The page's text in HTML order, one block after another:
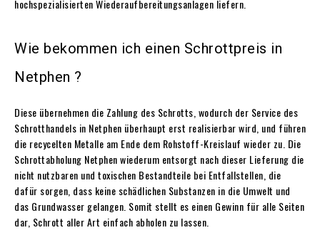
hochspezialisierten Wiederaufbereitungsanlagen liefern.
Wie bekommen ich einen Schrottpreis in
Netphen ?
Diese übernehmen die Zahlung des Schrotts, wodurch der Service des
Schrotthandels in Netphen überhaupt erst realisierbar wird, und führen
die recycelten Metalle am Ende dem Rohstoff-Kreislauf wieder zu. Die
Schrottabholung Netphen wiederum entsorgt nach dieser Lieferung die
nicht nutzbaren und toxischen Bestandteile bei Entfallstellen, die
dafür sorgen, dass keine schädlichen Substanzen in die Umwelt und
das Grundwasser gelangen. Somit stellt es einen Gewinn für alle Seiten
dar, Schrott aller Art einfach abholen zu lassen.